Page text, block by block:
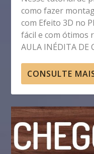
como fazer
com Efeito 3D no
fácil e com ótimos
AULA INÉDITA DE
CONSULTE